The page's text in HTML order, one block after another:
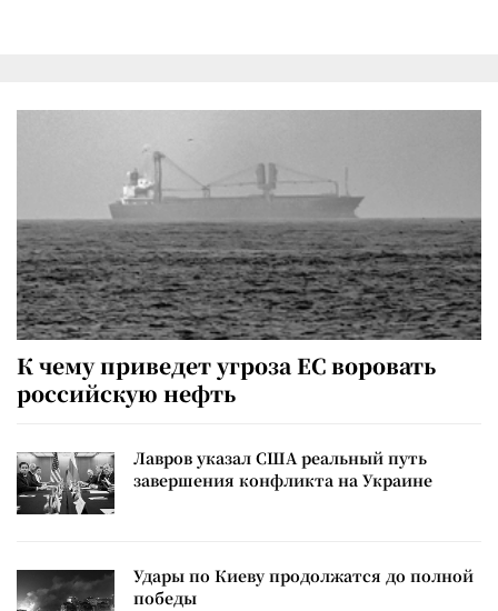
К чему приведет угроза ЕС воровать
российскую нефть
Лавров указал США реальный путь
завершения конфликта на Украине
Удары по Киеву продолжатся до полной
победы